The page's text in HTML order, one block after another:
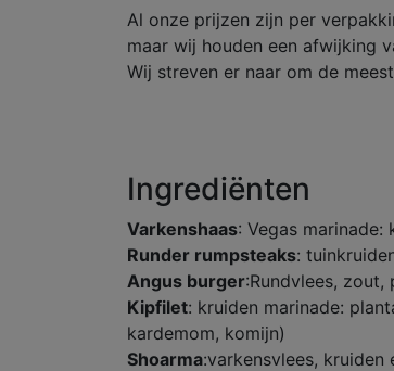
Al onze prijzen zijn per
maar wij houden een afwijking
Wij streven er naar om de
Ingrediënten
Varkenshaas: Vegas
Runder rumpsteaks:
Angus burger:Rundvlees, zout,
Kipfilet: kruiden marinade:
kardemom, komijn)
Shoarma:varkensvlees, kruiden